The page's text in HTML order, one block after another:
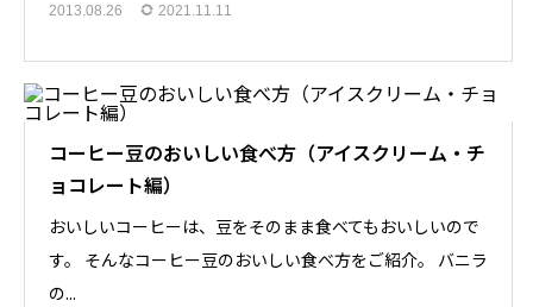
2013.08.26 2021.11.11
コーヒー豆のおいしい食べ方（アイスクリーム・チ
ョコレート編）
おいしいコーヒーは、豆をそのまま食べてもおいしいので
す。 そんなコーヒー豆のおいしい食べ方をご紹介。 バニラ
の...